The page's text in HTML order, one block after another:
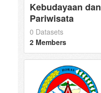
Kebudayaan dan
Pariwisata
0 Datasets
2 Members